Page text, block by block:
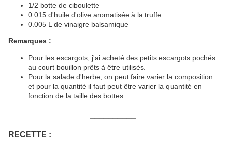
1/2 botte de ciboulette
0.015 d'huile d'olive aromatisée à la truffe
0.005 L de vinaigre balsamique
Remarques :
Pour les escargots, j'ai acheté des petits escargots pochés
au court bouillon prêts à être utilisés.
Pour la salade d'herbe, on peut faire varier la composition
et pour la quantité il faut peut être varier la quantité en
fonction de la taille des bottes.
RECETTE :